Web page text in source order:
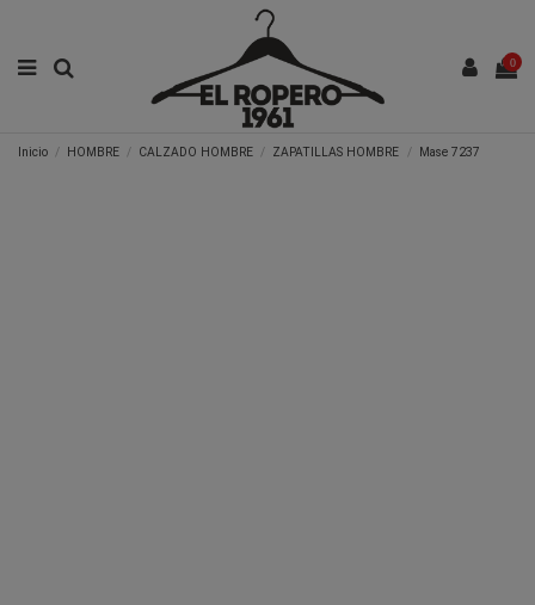
0
Inicio HOMBRE CALZADO HOMBRE ZAPATILLAS HOMBRE Mase 7237